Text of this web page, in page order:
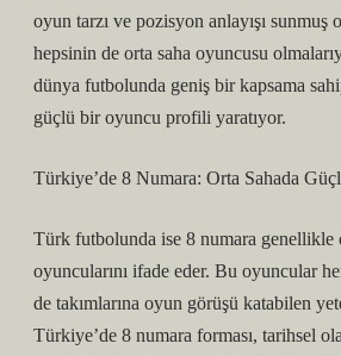
oyun tarzı ve pozisyon anlayışı sunmuş
hepsinin de orta saha oyuncusu
dünya futbolunda geniş bir kapsama
güçlü bir oyuncu profili yaratıyor.
Türkiye’de 8 Numara: Orta Sahada
Türk futbolunda ise 8 numara genellikle
oyuncularını ifade eder. Bu oyuncular
de takımlarına oyun görüşü katabilen
Türkiye’de 8 numara forması, tarihsel